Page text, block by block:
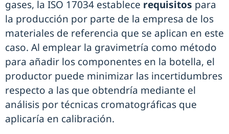
gases, la ISO 17034 establece requisitos para
la producción por parte de la empresa de los
materiales de referencia que se aplican en este
caso. Al emplear la gravimetría como método
para añadir los componentes en la botella, el
productor puede minimizar las incertidumbres
respecto a las que obtendría mediante el
análisis por técnicas cromatográficas que
aplicaría en calibración.